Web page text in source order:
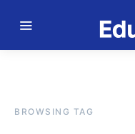
BROWSING TAG